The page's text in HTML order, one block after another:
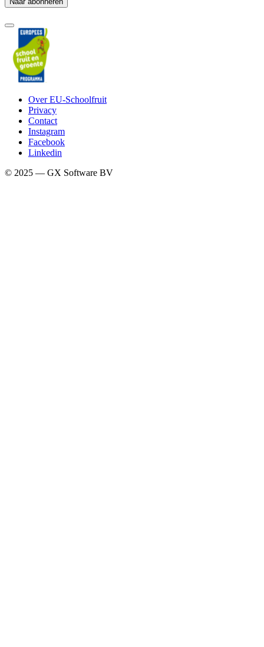
Over EU-Schoolfruit
Privacy
Contact
Instagram
Facebook
Linkedin
© 2025 — GX Software BV